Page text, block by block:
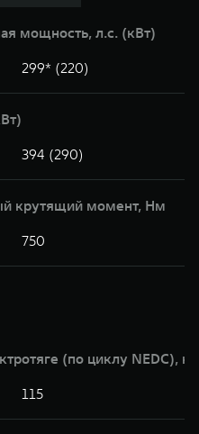
мощность, л.c. (кВт)
299* (220)
394 (290)
крутящий момент, Нм
750
(по циклу NEDC),
115